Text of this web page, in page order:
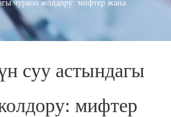
чуркоо жолдору: мифтер жана
суу астындагы
мифтер